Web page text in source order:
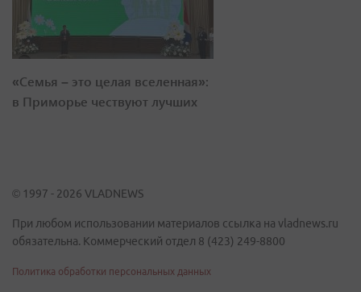
«Семья – это целая вселенная»:
в Приморье чествуют лучших
© 1997 - 2026 VLADNEWS
При любом использовании материалов ссылка на vladnews.ru
обязательна. Коммерческий отдел 8 (423) 249-8800
Политика обработки персональных данных